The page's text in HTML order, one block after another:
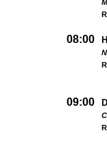
08:00
09:00